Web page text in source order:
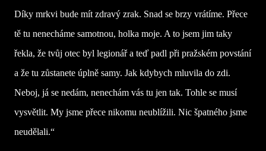
Díky mrkvi bude mít zdravý zrak. Snad se brzy vrátíme. Přece
tě tu nenecháme samotnou, holka moje. A to jsem jim taky
řekla, že tvůj otec byl legionář a teď padl při pražském povstání
a že tu zůstanete úplně samy. Jak kdybych mluvila do zdi.
Neboj, já se nedám, nenechám vás tu jen tak. Tohle se musí
vysvětlit. My jsme přece nikomu neublížili. Nic špatného jsme
neudělali.“